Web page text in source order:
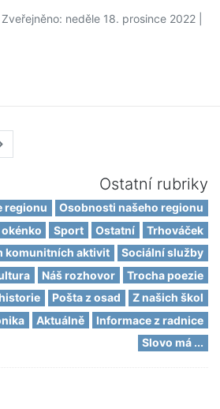
Zveřejněno: neděle 18. prosince 2022 |
Ostatní rubriky
regionu
Osobnosti našeho regionu
Sport Ostatní
Trhováček
komunitních aktivit
Sociální služby
Náš rozhovor
Trocha poezie
Pošta z osad
Z našich škol
Aktuálně
Informace z radnice
Slovo má ...